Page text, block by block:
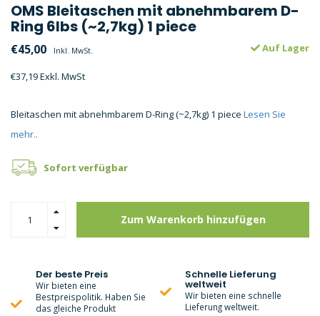
OMS Bleitaschen mit abnehmbarem D-
Ring 6lbs (~2,7kg) 1 piece
€45,00 Inkl. MwSt.
€37,19 Exkl. MwSt
Auf Lager
Bleitaschen mit abnehmbarem D-Ring (~2,7kg) 1 piece Lesen Sie
mehr..
Sofort verfügbar
Zum Warenkorb hinzufügen
Der beste Preis
Wir bieten eine
Bestpreispolitik. Haben Sie
das gleiche Produkt
Schnelle Lieferung
weltweit
Wir bieten eine schnelle
Lieferung weltweit.